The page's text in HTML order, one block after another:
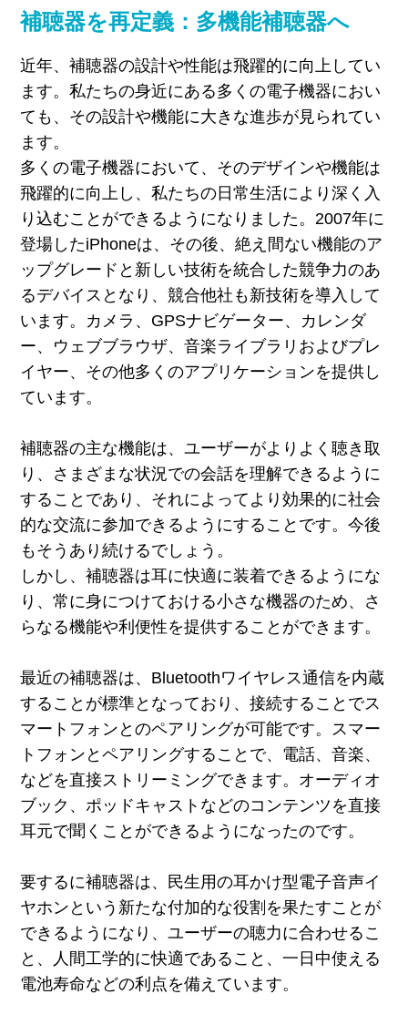
補聴器を再定義：多機能補聴器へ
近年、補聴器の設計や性能は飛躍的に向上してい
ます。私たちの身近にある多くの電子機器におい
ても、その設計や機能に大きな進歩が見られてい
ます。
多くの電子機器において、そのデザインや機能は
飛躍的に向上し、私たちの日常生活により深く入
り込むことができるようになりました。2007年に
登場したiPhoneは、その後、絶え間ない機能のア
ップグレードと新しい技術を統合した競争力のあ
るデバイスとなり、競合他社も新技術を導入して
います。カメラ、GPSナビゲーター、カレンダ
ー、ウェブブラウザ、音楽ライブラリおよびプレ
イヤー、その他多くのアプリケーションを提供し
ています。
補聴器の主な機能は、ユーザーがよりよく聴き取
り、さまざまな状況での会話を理解できるように
することであり、それによってより効果的に社会
的な交流に参加できるようにすることです。今後
もそうあり続けるでしょう。
しかし、補聴器は耳に快適に装着できるようにな
り、常に身につけておける小さな機器のため、さ
らなる機能や利便性を提供することができます。
最近の補聴器は、Bluetoothワイヤレス通信を内蔵
することが標準となっており、接続することでス
マートフォンとのペアリングが可能です。スマー
トフォンとペアリングすることで、電話、音楽、
などを直接ストリーミングできます。オーディオ
ブック、ポッドキャストなどのコンテンツを直接
耳元で聞くことができるようになったのです。
要するに補聴器は、民生用の耳かけ型電子音声イ
ヤホンという新たな付加的な役割を果たすことが
できるようになり、ユーザーの聴力に合わせるこ
と、人間工学的に快適であること、一日中使える
電池寿命などの利点を備えています。